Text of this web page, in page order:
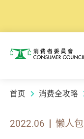
消费者委员会
首页 消费全攻略
2022.06 懒人包